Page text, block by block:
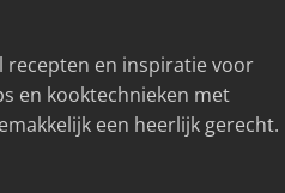
recepten en inspiratie voor
en kooktechnieken met
een heerlijk gerecht.